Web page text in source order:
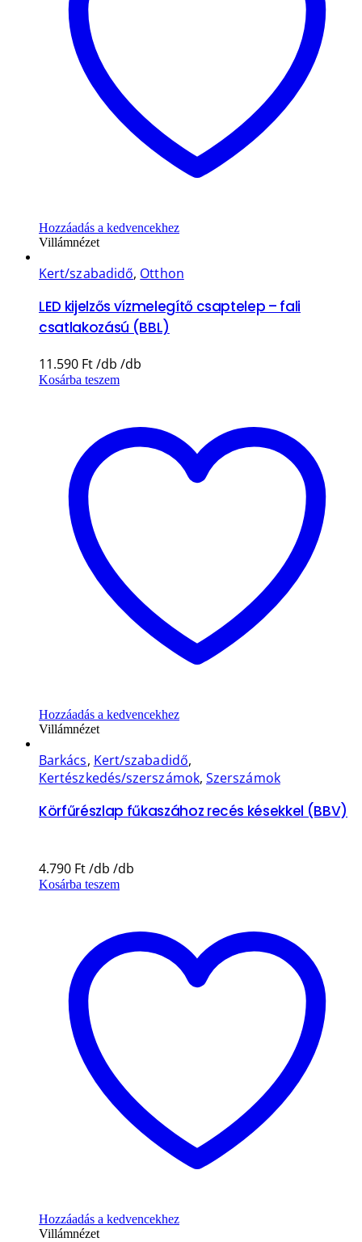
Hozzáadás a kedvencekhez
Villámnézet
Kert/szabadidő, Otthon
LED kijelzős vízmelegítő csaptelep – fali
csatlakozású (BBL)
11.590 Ft
Kosárba teszem
Hozzáadás a kedvencekhez
Villámnézet
Barkács, Kert/szabadidő,
Kertészkedés/szerszámok,Szerszámok
Körfűrészlap fűkaszához recés késekkel (BBV)
4.790 Ft
Kosárba teszem
Hozzáadás a kedvencekhez
Villámnézet